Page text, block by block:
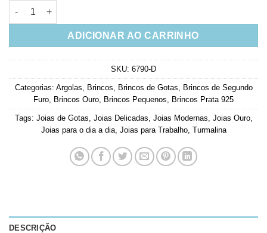
Brinco De Argola Em Prata 925 Gota Turmalina Banho Ouro
ADICIONAR AO CARRINHO
SKU: 6790-D
Categorias: Argolas Brincos Brincos de Gotas
Brincos de Segundo
Furo Brincos Ouro Brincos Pequenos Brincos Prata 925
Tags: Joias de Gotas Joias Delicadas Joias Modernas Joias Ouro,
Joias para o dia a dia, Joias para Trabalho, Turmalina
DESCRIÇÃO